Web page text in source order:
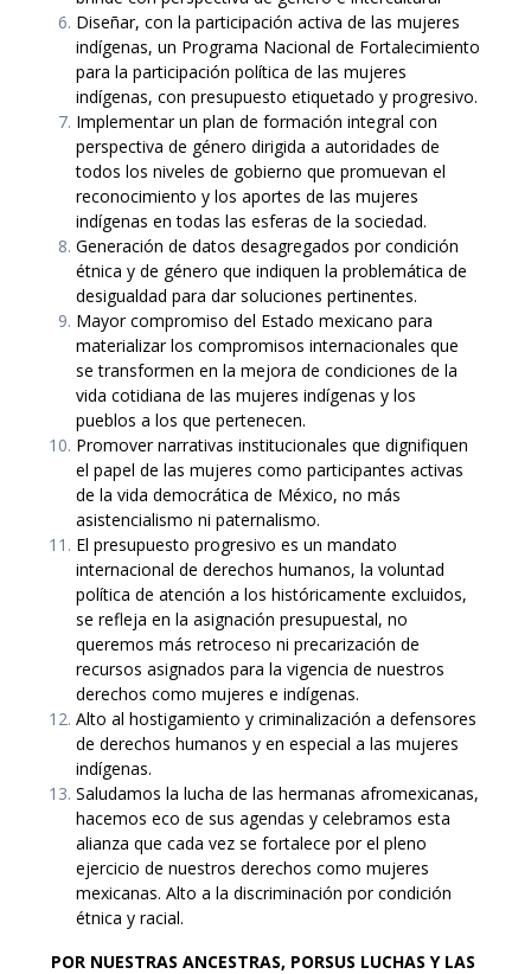
Diseñar, con la participación activa de las mujeres
indígenas, un Programa Nacional de Fortalecimiento
para la participación política de las mujeres
indígenas, con presupuesto etiquetado y progresivo.
Implementar un plan de formación integral con
perspectiva de género dirigida a autoridades de
todos los niveles de gobierno que promuevan el
reconocimiento y los aportes de las mujeres
indígenas en todas las esferas de la sociedad.
Generación de datos desagregados por condición
étnica y de género que indiquen la problemática de
desigualdad para dar soluciones pertinentes.
Mayor compromiso del Estado mexicano para
materializar los compromisos internacionales que
se transformen en la mejora de condiciones de la
vida cotidiana de las mujeres indígenas y los
pueblos a los que pertenecen.
Promover narrativas institucionales que dignifiquen
el papel de las mujeres como participantes activas
de la vida democrática de México, no más
asistencialismo ni paternalismo.
El presupuesto progresivo es un mandato
internacional de derechos humanos, la voluntad
política de atención a los históricamente excluidos,
se refleja en la asignación presupuestal, no
queremos más retroceso ni precarización de
recursos asignados para la vigencia de nuestros
derechos como mujeres e indígenas.
Alto al hostigamiento y criminalización a defensores
de derechos humanos y en especial a las mujeres
indígenas.
Saludamos la lucha de las hermanas afromexicanas,
hacemos eco de sus agendas y celebramos esta
alianza que cada vez se fortalece por el pleno
ejercicio de nuestros derechos como mujeres
mexicanas. Alto a la discriminación por condición
étnica y racial.
POR NUESTRAS ANCESTRAS, PORSUS LUCHAS Y LAS